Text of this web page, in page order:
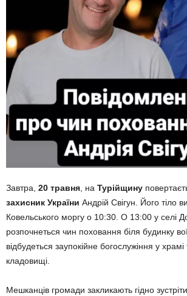
Завтра, 20 травня, на Турійщину
захисник України Андрій Свігун. Його тіло
Ковельського моргу о 10:30. О 13:00 у селі
розпочнеться чин поховання біля будинку
відбудеться заупокійне богослужіння у
кладовищі.
Мешканців громади закликають гідно